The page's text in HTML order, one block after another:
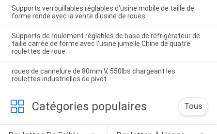
Supports verrouillables réglables d'usine mobile de taille de
forme ronde avec la vente d'usine de roues
Supports de roulement réglables de base de réfrigérateur de
taille carrée de forme avec l'usine jumelle Chine de quatre
roulettes de roue
roues de cannelure de 80mm V, 550lbs chargeant les
roulettes industrielles de pivot
Catégories populaires Tous